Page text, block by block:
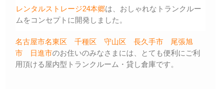
レンタルストレージ24本郷は、おしゃれなトランクルー
ムをコンセプトに開発しました。
名古屋市名東区 千種区 守山区 長久手市
尾張旭
市
日進市のお住いのみなさまには、とても便利にご利
用頂ける屋内型トランクルーム・貸し倉庫です。